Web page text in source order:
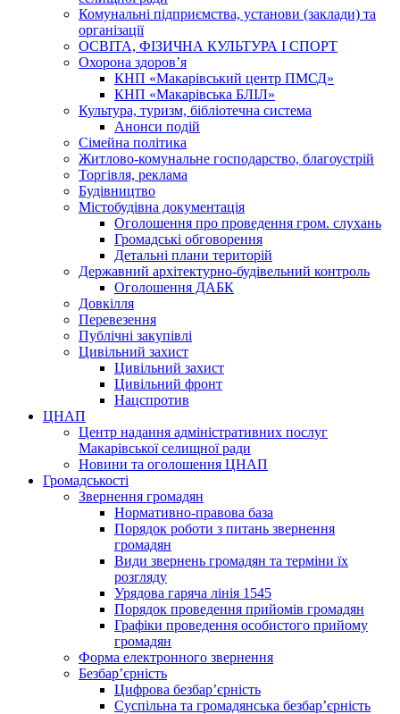
Комунальні підприємства, установи (заклади) та
організації
ОСВІТА, ФІЗИЧНА КУЛЬТУРА І СПОРТ
Охорона здоров’я
КНП «Макарівський центр ПМСД»
КНП «Макарівська БЛІЛ»
Культура, туризм, бібліотечна система
Анонси подій
Сімейна політика
Житлово-комунальне господарство, благоустрій
Торгівля, реклама
Будівництво
Містобудівна документація
Оголошення про проведення гром. слухань
Громадські обговорення
Детальні плани територій
Державний архітектурно-будівельний контроль
Оголошення ДАБК
Довкілля
Перевезення
Публічні закупівлі
Цивільний захист
Цивільний захист
Цивільний фронт
Нацспротив
ЦНАП
Центр надання адміністративних послуг
Макарівської селищної ради
Новини та оголошення ЦНАП
Громадськості
Звернення громадян
Нормативно-правова база
Порядок роботи з питань звернення
громадян
Види звернень громадян та терміни їх
розгляду
Урядова гаряча лінія 1545
Порядок проведення прийомів громадян
Графіки проведення особистого прийому
громадян
Форма електронного звернення
Безбар’єрність
Цифрова безбар’єрність
Суспільна та громадянська безбар’єрність